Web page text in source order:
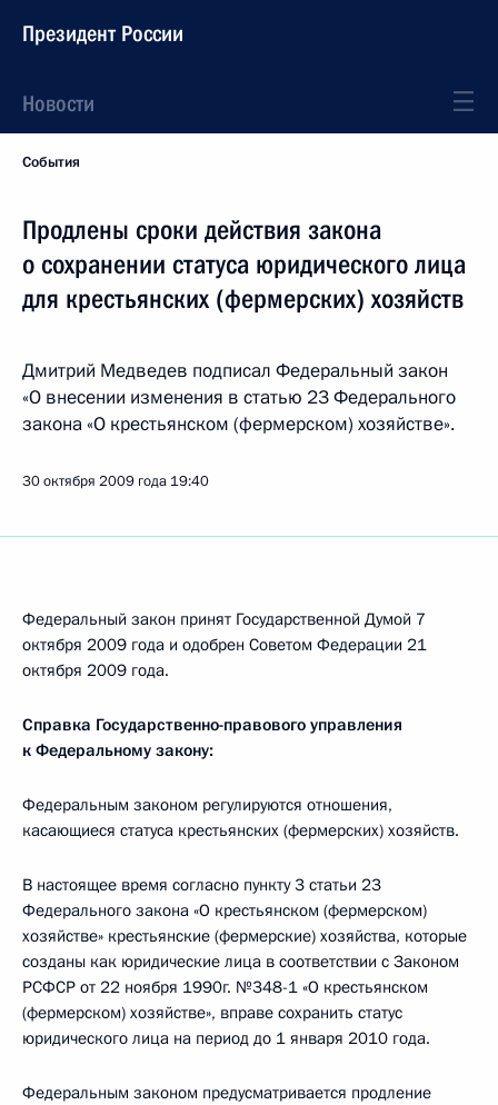
Президент России
Новости
События
Продлены сроки действия закона
о сохранении статуса юридического лица
для крестьянских (фермерских) хозяйств
Дмитрий Медведев подписал Федеральный закон
«О внесении изменения в статью 23 Федерального
закона «О крестьянском (фермерском) хозяйстве».
30 октября 2009 года 19:40
Федеральный закон принят Государственной Думой 7
октября 2009 года и одобрен Советом Федерации 21
октября 2009 года.
Справка Государственно-правового управления
к Федеральному закону:
Федеральным законом регулируются отношения,
касающиеся статуса крестьянских (фермерских) хозяйств.
В настоящее время согласно пункту 3 статьи 23
Федерального закона «О крестьянском (фермерском)
хозяйстве» крестьянские (фермерские) хозяйства, которые
созданы как юридические лица в соответствии с Законом
РСФСР от 22 ноября 1990г. №348-1 «О крестьянском
(фермерском) хозяйстве», вправе сохранить статус
юридического лица на период до 1 января 2010 года.
Федеральным законом предусматривается продление